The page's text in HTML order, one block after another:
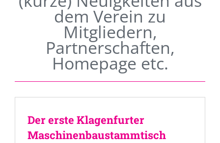
dem Verein zu
Mitgliedern,
Partnerschaften,
Homepage etc.
Der erste Klagenfurter
Maschinenbaustammtisch